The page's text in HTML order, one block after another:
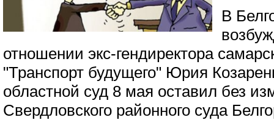
В
отношении экс-гендиректора
"Транспорт будущего" Юрия
областной суд 8 мая оставил без
Свердловского районного суда